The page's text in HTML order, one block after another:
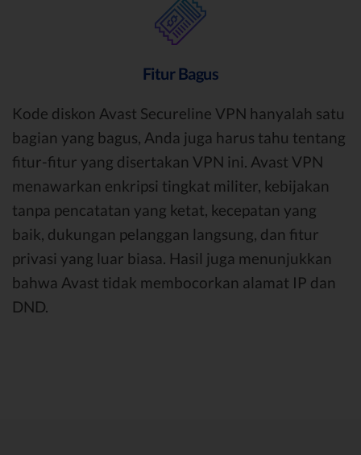
Fitur Bagus
Kode diskon Avast Secureline VPN hanyalah satu
bagian yang bagus, Anda juga harus tahu tentang
fitur-fitur yang disertakan VPN ini. Avast VPN
menawarkan enkripsi tingkat militer, kebijakan
tanpa pencatatan yang ketat, kecepatan yang
baik, dukungan pelanggan langsung, dan fitur
privasi yang luar biasa. Hasil juga menunjukkan
bahwa Avast tidak membocorkan alamat IP dan
DND.